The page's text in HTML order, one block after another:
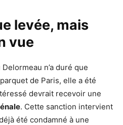
levée, mais
vue
n’a duré que
de Paris, elle a été
devrait recevoir une
. Cette sanction intervient
été condamné à une